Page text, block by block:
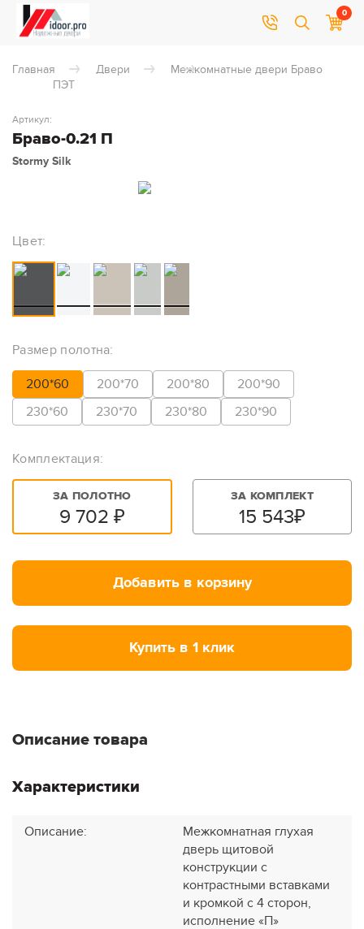
0
Главная Двери
Межкомнатные двери Браво
ПЭТ
Браво-0.21 П
Артикул:
Stormy Silk
Цвет:
Размер полотна:
200*60 200*70 200*80
200*90
230*60
230*70 230*80 230*90
Комплектация:
ЗА ПОЛОТНО
9 702 ₽
ЗА КОМПЛЕКТ
15 543₽
Добавить в корзину
Купить в 1 клик
Описание товара
Характеристики
Описание:
Межкомнатная глухая
дверь щитовой
конструкции с
контрастными вставками
и кромкой с 4 сторон,
исполнение «П»